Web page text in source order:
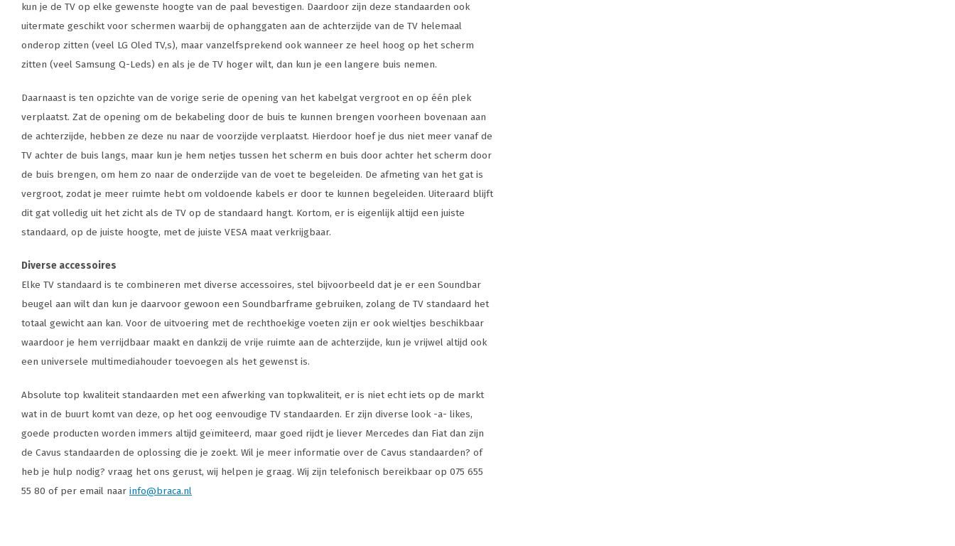
kun je de TV op elke gewenste hoogte van de paal bevestigen. Daardoor zijn deze standaarden ook
uitermate geschikt voor schermen waarbij de ophanggaten aan de achterzijde van de TV helemaal
onderop zitten (veel LG Oled TV,s), maar vanzelfsprekend ook wanneer ze heel hoog op het scherm
zitten (veel Samsung Q-Leds) en als je de TV hoger wilt, dan kun je een langere buis nemen.
Daarnaast is ten opzichte van de vorige serie de opening van het kabelgat vergroot en op één plek
verplaatst. Zat de opening om de bekabeling door de buis te kunnen brengen voorheen bovenaan aan
de achterzijde, hebben ze deze nu naar de voorzijde verplaatst. Hierdoor hoef je dus niet meer vanaf de
TV achter de buis langs, maar kun je hem netjes tussen het scherm en buis door achter het scherm door
de buis brengen, om hem zo naar de onderzijde van de voet te begeleiden. De afmeting van het gat is
vergroot, zodat je meer ruimte hebt om voldoende kabels er door te kunnen begeleiden. Uiteraard blijft
dit gat volledig uit het zicht als de TV op de standaard hangt. Kortom, er is eigenlijk altijd een juiste
standaard, op de juiste hoogte, met de juiste VESA maat verkrijgbaar.
Diverse accessoires
Elke TV standaard is te combineren met diverse accessoires, stel bijvoorbeeld dat je er een Soundbar
beugel aan wilt dan kun je daarvoor gewoon een Soundbarframe gebruiken, zolang de TV standaard het
totaal gewicht aan kan. Voor de uitvoering met de rechthoekige voeten zijn er ook wieltjes beschikbaar
waardoor je hem verrijdbaar maakt en dankzij de vrije ruimte aan de achterzijde, kun je vrijwel altijd ook
een universele multimediahouder toevoegen als het gewenst is.
Absolute top kwaliteit standaarden met een afwerking van topkwaliteit, er is niet echt iets op de markt
wat in de buurt komt van deze, op het oog eenvoudige TV standaarden. Er zijn diverse look -a- likes,
goede producten worden immers altijd geïmiteerd, maar goed rijdt je liever Mercedes dan Fiat dan zijn
de Cavus standaarden de oplossing die je zoekt. Wil je meer informatie over de Cavus standaarden? of
heb je hulp nodig? vraag het ons gerust, wij helpen je graag. Wij zijn telefonisch bereikbaar op 075 655
55 80 of per email naar info@braca.nl